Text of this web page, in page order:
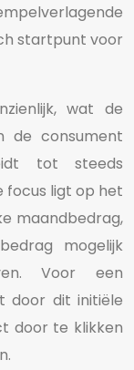
startpunt voor
wat de
de consument
tot steeds
focus ligt op het
maandbedrag,
mogelijk
Voor een
door dit initiële
door te klikken